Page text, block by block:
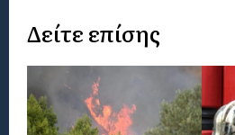
Δείτε επίσης